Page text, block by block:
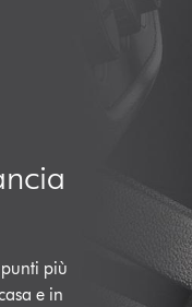
punti più
e in